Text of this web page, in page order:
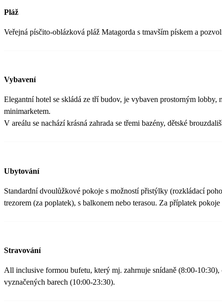
Pláž
Veřejná písčito-oblázková pláž Matagorda s tmavším pískem a
Vybavení
Elegantní hotel se skládá ze tří budov, je vybaven prostorným
minimarketem.
V areálu se nachází krásná zahrada se třemi bazény, dětské
Ubytování
Standardní dvoulůžkové pokoje s možností přistýlky (rozkládací
trezorem (za poplatek), s balkonem nebo terasou. Za příplatek
Stravování
All inclusive formou bufetu, který mj. zahrnuje snídaně (8:00­-
vyznačených barech (10:00-23:30).